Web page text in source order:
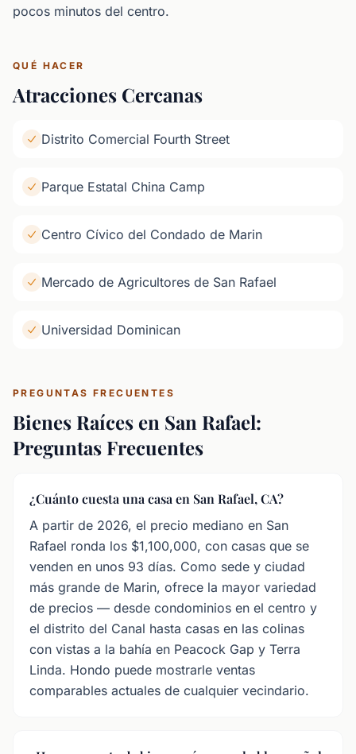
pocos minutos del centro.
QUÉ HACER
Atracciones Cercanas
Distrito Comercial Fourth Street
Parque Estatal China Camp
Centro Cívico del Condado de Marin
Mercado de Agricultores de San Rafael
Universidad Dominican
PREGUNTAS FRECUENTES
Bienes Raíces en San Rafael:
Preguntas Frecuentes
¿Cuánto cuesta una casa en San Rafael, CA?
A partir de 2026, el precio mediano en San
Rafael ronda los $1,100,000, con casas que se
venden en unos 93 días. Como sede y ciudad
más grande de Marin, ofrece la mayor variedad
de precios — desde condominios en el centro y
el distrito del Canal hasta casas en las colinas
con vistas a la bahía en Peacock Gap y Terra
Linda. Hondo puede mostrarle ventas
comparables actuales de cualquier vecindario.